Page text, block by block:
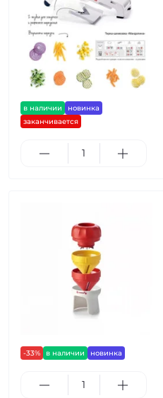
в наличии
новинка
заканчивается
-33% в наличии новинка